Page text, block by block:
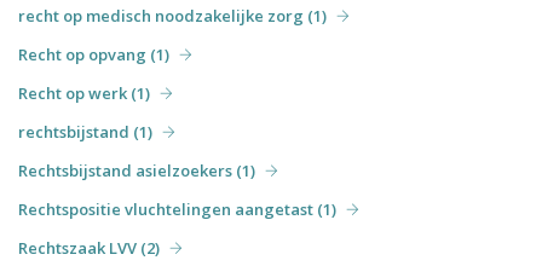
recht op medisch noodzakelijke zorg (1)
Recht op opvang (1)
Recht op werk (1)
rechtsbijstand (1)
Rechtsbijstand asielzoekers (1)
Rechtspositie vluchtelingen aangetast (1)
Rechtszaak LVV (2)